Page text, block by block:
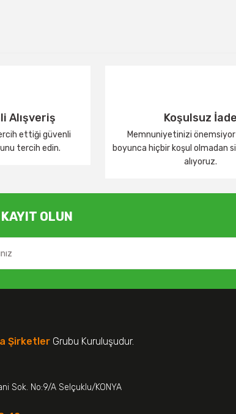
Alışveriş
ettiği güvenli
tercih edin.
Koşulsuz İade
Memnuniyetinizi önemsiyor
boyunca hiçbir koşul olmadan
alıyoruz.
OLUN
Şirketler Grubu Kuruluşudur.
Sok. No:9/A Selçuklu/KONYA